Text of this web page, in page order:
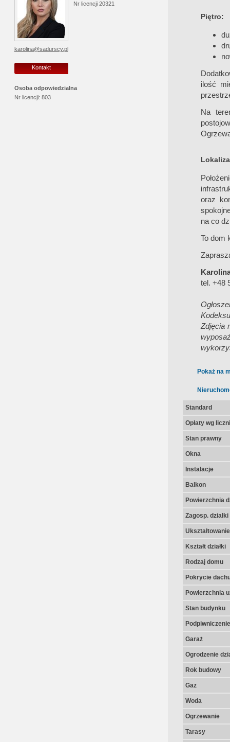
Nr licencji 20321
karolina@sadurscy.pl
Kontakt
Osoba odpowiedzialna
Nr licencji: 803
Piętro:
ilość
Na
oraz
na co
To dom
tel. +48
Zdjęcia
Pokaż na
Standard
Opłaty wg
Stan prawny
Okna
Instalacje
Balkon
Powierzchnia
Zagosp. działki
Kształt działki
Rodzaj domu
Pokrycie
Powierzchnia
Stan budynku
Podpiwniczenie
Garaż
Ogrodzenie
Rok budowy
Gaz
Woda
Ogrzewanie
Tarasy